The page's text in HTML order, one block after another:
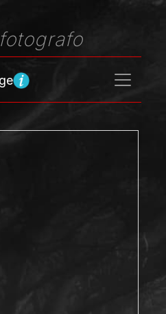
fotografo